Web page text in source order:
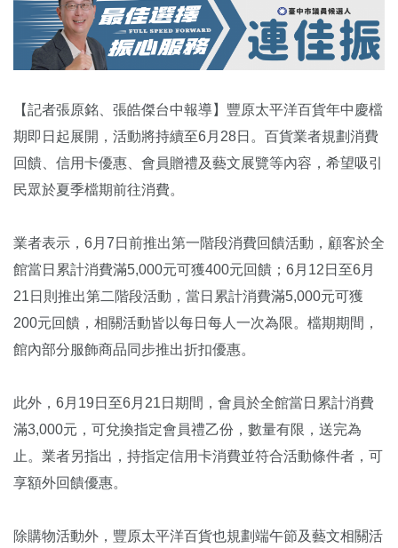
【記者張原銘、張皓傑台中報導】豐原太平洋百貨年中慶檔
期即日起展開，活動將持續至6月28日。百貨業者規劃消費
回饋、信用卡優惠、會員贈禮及藝文展覽等內容，希望吸引
民眾於夏季檔期前往消費。
業者表示，6月7日前推出第一階段消費回饋活動，顧客於全
館當日累計消費滿5,000元可獲400元回饋；6月12日至6月
21日則推出第二階段活動，當日累計消費滿5,000元可獲
200元回饋，相關活動皆以每日每人一次為限。檔期期間，
館內部分服飾商品同步推出折扣優惠。
此外，6月19日至6月21日期間，會員於全館當日累計消費
滿3,000元，可兌換指定會員禮乙份，數量有限，送完為
止。業者另指出，持指定信用卡消費並符合活動條件者，可
享額外回饋優惠。
除購物活動外，豐原太平洋百貨也規劃端午節及藝文相關活